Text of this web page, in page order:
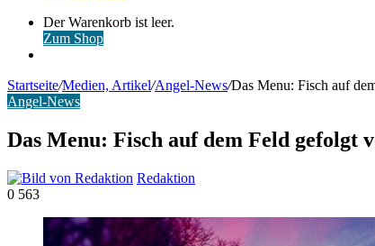
Warenkorb
ansehen
Der Warenkorb ist leer.
Zum Shop
Startseite/Medien, Artikel/Angel-News/Das Menu: Fisch auf
Angel-News
Das Menu: Fisch auf dem Feld gefolgt
Redaktion
0 563